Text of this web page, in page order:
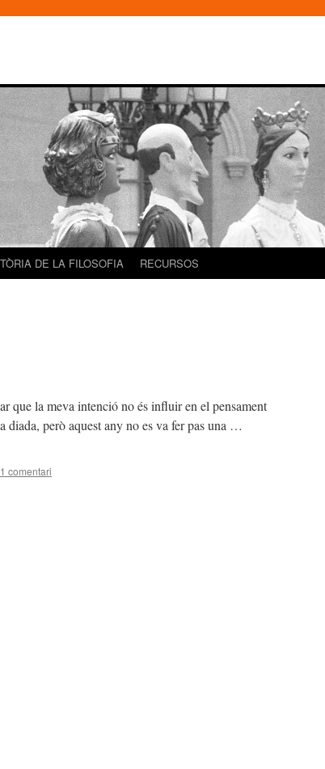
DE LA FILOSOFIA RECURSOS
que la meva intenció no és influir en el pensament
diada, però aquest any no es va fer pas una …
1 comentari